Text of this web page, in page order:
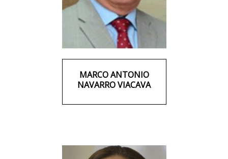
MARCO ANTONIO
NAVARRO VIACAVA